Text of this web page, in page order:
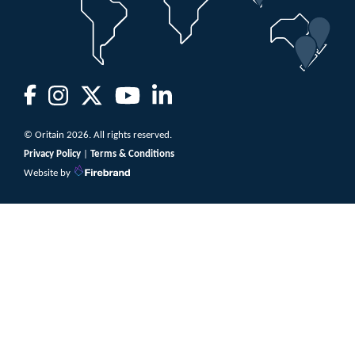
© Oritain 2026. All rights reserved.
Privacy Policy
Terms & Conditions
Website by